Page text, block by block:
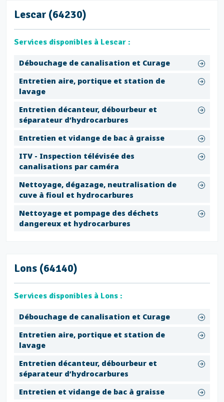
Lescar (64230)
Services disponibles à Lescar :
Débouchage de canalisation et Curage
Entretien aire, portique et station de
lavage
Entretien décanteur, débourbeur et
séparateur d’hydrocarbures
Entretien et vidange de bac à graisse
ITV - Inspection télévisée des
canalisations par caméra
Nettoyage, dégazage, neutralisation de
cuve à fioul et hydrocarbures
Nettoyage et pompage des déchets
dangereux et hydrocarbures
Lons (64140)
Services disponibles à Lons :
Débouchage de canalisation et Curage
Entretien aire, portique et station de
lavage
Entretien décanteur, débourbeur et
séparateur d’hydrocarbures
Entretien et vidange de bac à graisse